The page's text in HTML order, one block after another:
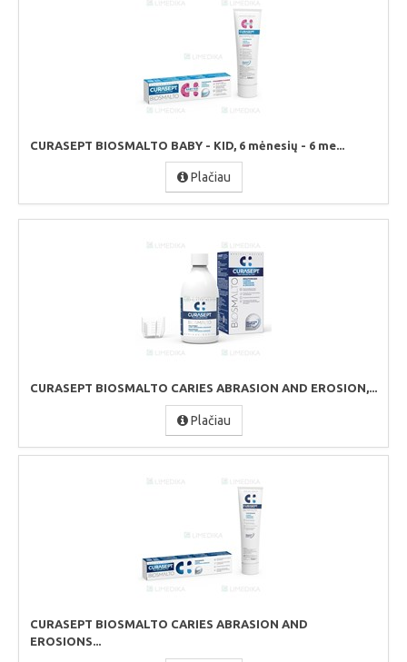
CURASEPT BIOSMALTO BABY - KID, 6 mėnesių - 6 me...
Plačiau
CURASEPT BIOSMALTO CARIES ABRASION AND EROSION,...
Plačiau
CURASEPT BIOSMALTO CARIES ABRASION AND
EROSIONS...